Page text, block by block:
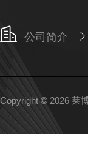
公司简介
Copyright © 2026 莱